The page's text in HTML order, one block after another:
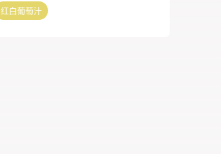
红白葡萄汁